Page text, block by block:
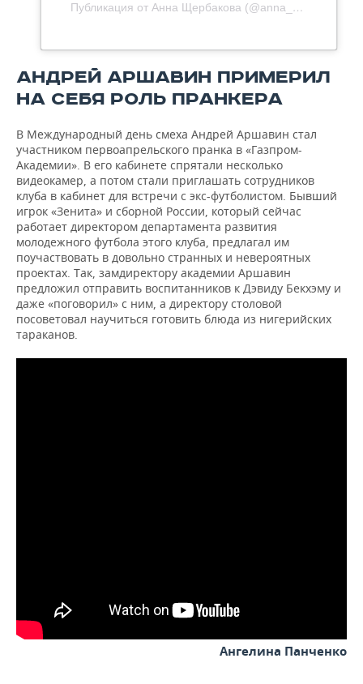
Публикация от Анна Щербакова (@anna__shcherbakova_)
АНДРЕЙ АРШАВИН ПРИМЕРИЛ
НА СЕБЯ РОЛЬ ПРАНКЕРА
В Международный день смеха Андрей Аршавин стал
участником первоапрельского пранка в «Газпром-
Академии». В его кабинете спрятали несколько
видеокамер, а потом стали приглашать сотрудников
клуба в кабинет для встречи с экс-футболистом. Бывший
игрок «Зенита» и сборной России, который сейчас
работает директором департамента развития
молодежного футбола этого клуба, предлагал им
поучаствовать в довольно странных и невероятных
проектах. Так, замдиректору академии Аршавин
предложил отправить воспитанников к Дэвиду Бекхэму и
даже «поговорил» с ним, а директору столовой
посоветовал научиться готовить блюда из нигерийских
тараканов.
Ангелина Панченко